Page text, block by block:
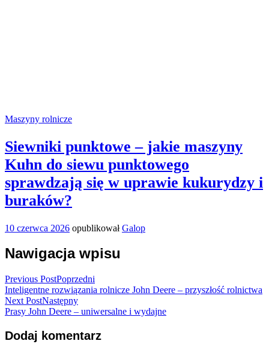
Maszyny rolnicze
Siewniki punktowe – jakie maszyny
Kuhn do siewu punktowego
sprawdzają się w uprawie kukurydzy i
buraków?
10 czerwca 2026 opublikowałGalop
Nawigacja wpisu
Previous PostPoprzedni
Inteligentne rozwiązania rolnicze John Deere – przyszłość rolnictwa
Next PostNastępny
Prasy John Deere – uniwersalne i wydajne
Dodaj komentarz